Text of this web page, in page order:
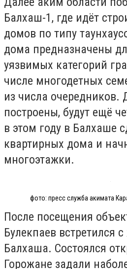
Балхаш-1, где идёт
домов по типу
дома предназначены
уязвимых категорий
числе многодетных
из числа очередников.
построены, будут ещё
в этом году в Балхаше
квартирных дома и
многоэтажки.
фото: пресс служба акимата
После посещения
Булекпаев встретился
Балхаша. Состоялся
Горожане задали